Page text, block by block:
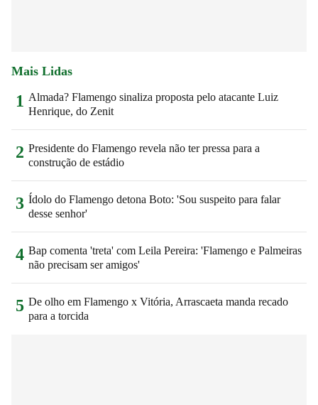
Mais Lidas
1 Almada? Flamengo sinaliza proposta pelo atacante Luiz
Henrique, do Zenit
2 Presidente do Flamengo revela não ter pressa para a
construção de estádio
3 Ídolo do Flamengo detona Boto: 'Sou suspeito para falar
desse senhor'
4 Bap comenta 'treta' com Leila Pereira: 'Flamengo e Palmeiras
não precisam ser amigos'
5 De olho em Flamengo x Vitória, Arrascaeta manda recado
para a torcida